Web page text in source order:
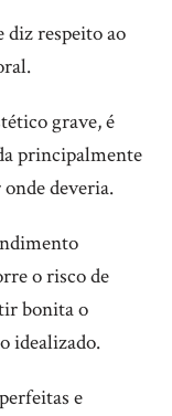
diz respeito ao
grave, é
principalmente
deveria.
o risco de
bonita o
idealizado.
e